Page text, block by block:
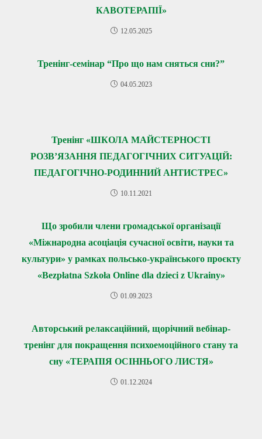
КАВОТЕРАПІЇ»
12.05.2025
Тренінг-семінар “Про що нам сняться сни?”
04.05.2023
Тренінг «ШКОЛА МАЙСТЕРНОСТІ
РОЗВ’ЯЗАННЯ ПЕДАГОГІЧНИХ СИТУАЦІЙ:
ПЕДАГОГІЧНО-РОДИННИЙ АНТИСТРЕС»
10.11.2021
Що зробили члени громадської організації
«Міжнародна асоціація сучасної освіти, науки та
культури» у рамках польсько-українського проєкту
«Bezpłatna Szkoła Online dla dzieci z Ukrainy»
01.09.2023
Авторський релаксаційний, щорічний вебінар-
тренінг для покращення психоемоційного стану та
сну «ТЕРАПІЯ ОСІННЬОГО ЛИСТЯ»
01.12.2024